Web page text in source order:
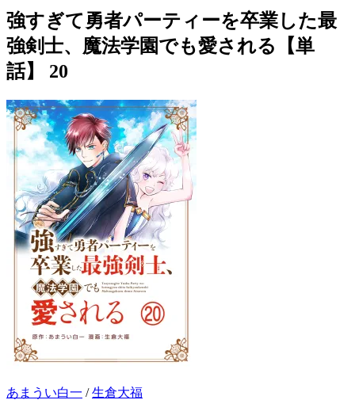
強すぎて勇者パーティーを卒業した最
強剣士、魔法学園でも愛される【単
話】 20
あまうい白一 /生倉大福